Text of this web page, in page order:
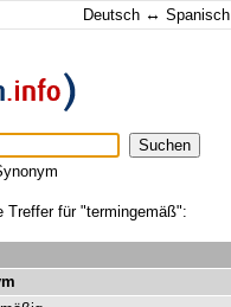
Deutsch ↔ Spanisch
Treffer für "termingemäß":